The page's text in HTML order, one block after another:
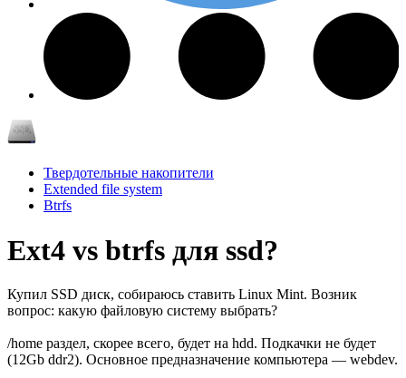
Твердотельные накопители
Extended file system
Btrfs
Ext4 vs btrfs для ssd?
Купил SSD диск, собираюсь ставить Linux Mint. Возник
вопрос: какую файловую систему выбрать?
/home раздел, скорее всего, будет на hdd. Подкачки не будет
(12Gb ddr2). Основное предназначение компьютера — webdev.